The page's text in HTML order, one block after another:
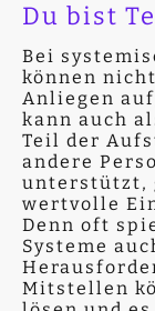
Du bist
Bei
können
Anliegen
kann auch
Teil der
andere
unterstützt,
wertvolle
Denn oft
Systeme
Mitstellen